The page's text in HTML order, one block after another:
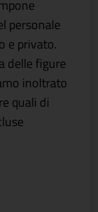
personale
e privato.
delle figure
inoltrato
quali di